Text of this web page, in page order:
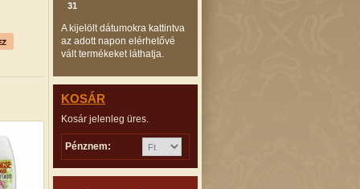
31
A kijelölt dátumokra kattintva
az adott napon elérhetővé
vált termékeket láthatja.
KOSÁR
Kosár jelenleg üres.
Pénznem: